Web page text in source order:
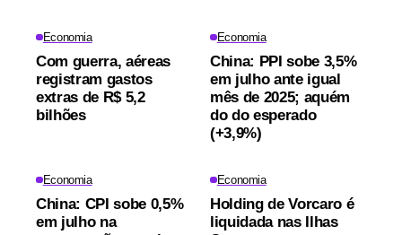
Economia
Com guerra, aéreas
registram gastos
extras de R$ 5,2
bilhões
Economia
China: PPI sobe 3,5%
em julho ante igual
mês de 2025; aquém
do do esperado
(+3,9%)
Economia
China: CPI sobe 0,5%
em julho na
Economia
Holding de Vorcaro é
liquidada nas Ilhas